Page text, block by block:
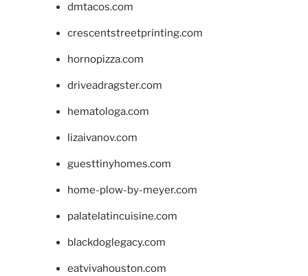
dmtacos.com
crescentstreetprinting.com
hornopizza.com
driveadragster.com
hematologa.com
lizaivanov.com
guesttinyhomes.com
home-plow-by-meyer.com
palatelatincuisine.com
blackdoglegacy.com
eatvivahouston.com